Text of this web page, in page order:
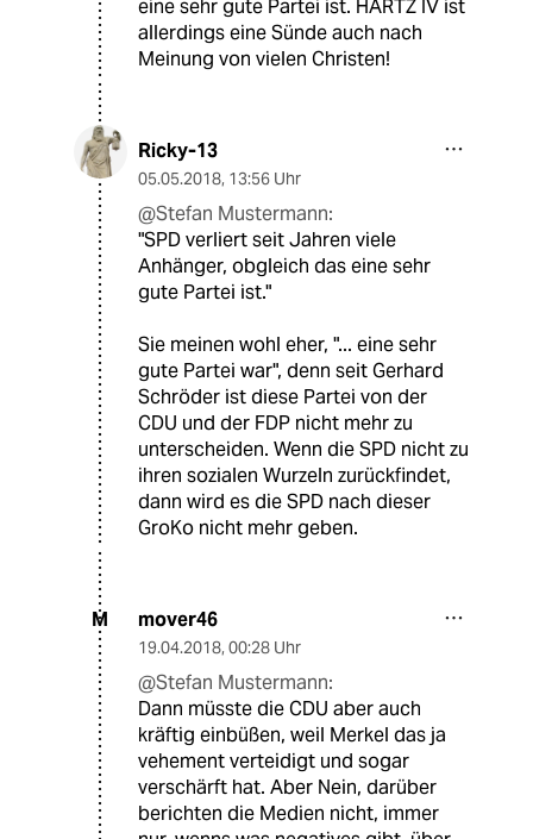
eine sehr gute Partei ist. HARTZ IV ist
allerdings eine Sünde auch nach
Meinung von vielen Christen!
Ricky-13
05.05.2018, 13:56 Uhr
@Stefan Mustermann:
"SPD verliert seit Jahren viele
Anhänger, obgleich das eine sehr
gute Partei ist."
Sie meinen wohl eher, "... eine sehr
gute Partei war", denn seit Gerhard
Schröder ist diese Partei von der
CDU und der FDP nicht mehr zu
unterscheiden. Wenn die SPD nicht zu
ihren sozialen Wurzeln zurückfindet,
dann wird es die SPD nach dieser
GroKo nicht mehr geben.
M mover46
19.04.2018, 00:28 Uhr
@Stefan Mustermann:
Dann müsste die CDU aber auch
kräftig einbüßen, weil Merkel das ja
vehement verteidigt und sogar
verschärft hat. Aber Nein, darüber
berichten die Medien nicht, immer